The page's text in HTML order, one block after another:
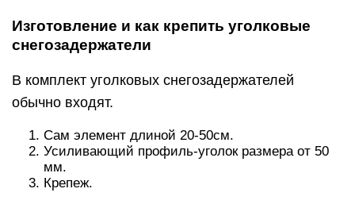
Изготовление и как крепить уголковые
снегозадержатели
В комплект уголковых снегозадержателей
обычно входят.
Сам элемент длиной 20-50см.
Усиливающий профиль-уголок размера от 50
мм.
Крепеж.